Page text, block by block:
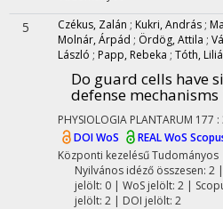
5 Czékus, Zalán ; Kukri, András ;
Molnár, Árpád ; Ördög, Attila ;
László ; Papp, Rebeka ; Tóth,
Do guard cells have
defense
PHYSIOLOGIA PLANTARUM 177 :
DOIWoS REALWoS
Központi kezelésűTudományos
Nyilvános idéző összesen: 2|
jelölt: 0 | WoS jelölt: 2 |
jelölt: 2 | DOI jelölt: 2